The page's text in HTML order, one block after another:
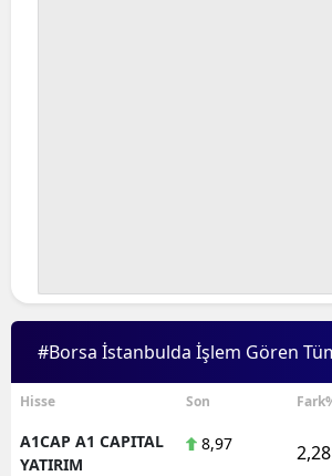
#Borsa İstanbulda İşlem Gören
Hisse Son
A1CAP A1 CAPITAL
YATIRIM
8,97 2,28